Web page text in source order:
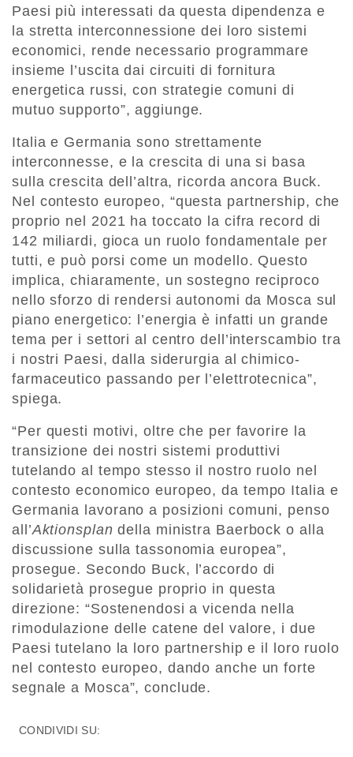
Paesi più interessati da questa dipendenza e
la stretta interconnessione dei loro sistemi
economici, rende necessario programmare
insieme l’uscita dai circuiti di fornitura
energetica russi, con strategie comuni di
mutuo supporto”, aggiunge.
Italia e Germania sono strettamente
interconnesse, e la crescita di una si basa
sulla crescita dell’altra, ricorda ancora Buck.
Nel contesto europeo, “questa partnership, che
proprio nel 2021 ha toccato la cifra record di
142 miliardi, gioca un ruolo fondamentale per
tutti, e può porsi come un modello. Questo
implica, chiaramente, un sostegno reciproco
nello sforzo di rendersi autonomi da Mosca sul
piano energetico: l’energia è infatti un grande
tema per i settori al centro dell’interscambio tra
i nostri Paesi, dalla siderurgia al chimico-
farmaceutico passando per l’elettrotecnica”,
spiega.
“Per questi motivi, oltre che per favorire la
transizione dei nostri sistemi produttivi
tutelando al tempo stesso il nostro ruolo nel
contesto economico europeo, da tempo Italia e
Germania lavorano a posizioni comuni, penso
all’Aktionsplan della ministra Baerbock o alla
discussione sulla tassonomia europea”,
prosegue. Secondo Buck, l’accordo di
solidarietà prosegue proprio in questa
direzione: “Sostenendosi a vicenda nella
rimodulazione delle catene del valore, i due
Paesi tutelano la loro partnership e il loro ruolo
nel contesto europeo, dando anche un forte
segnale a Mosca”, conclude.
CONDIVIDI SU: